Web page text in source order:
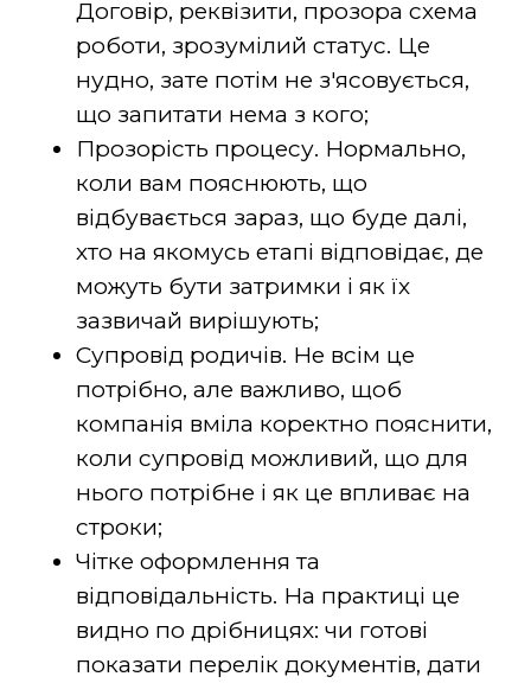
Договір, реквізити, прозора схема
роботи, зрозумілий статус. Це
нудно, зате потім не з'ясовується,
що запитати нема з кого;
Прозорість процесу. Нормально,
коли вам пояснюють, що
відбувається зараз, що буде далі,
хто на якомусь етапі відповідає, де
можуть бути затримки і як їх
зазвичай вирішують;
Супровід родичів. Не всім це
потрібно, але важливо, щоб
компанія вміла коректно пояснити,
коли супровід можливий, що для
нього потрібне і як це впливає на
строки;
Чітке оформлення та
відповідальність. На практиці це
видно по дрібницях: чи готові
показати перелік документів, дати